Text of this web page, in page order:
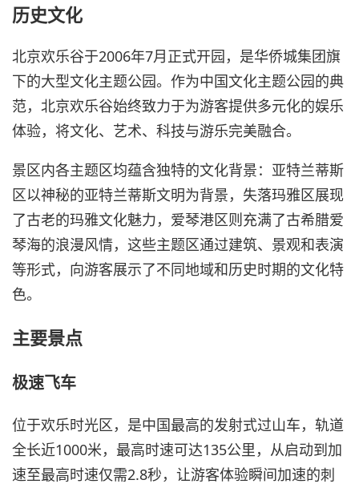
历史文化
北京欢乐谷于2006年7月正式开园，是华侨城集团旗
下的大型文化主题公园。作为中国文化主题公园的典
范，北京欢乐谷始终致力于为游客提供多元化的娱乐
体验，将文化、艺术、科技与游乐完美融合。
景区内各主题区均蕴含独特的文化背景：亚特兰蒂斯
区以神秘的亚特兰蒂斯文明为背景，失落玛雅区展现
了古老的玛雅文化魅力，爱琴港区则充满了古希腊爱
琴海的浪漫风情，这些主题区通过建筑、景观和表演
等形式，向游客展示了不同地域和历史时期的文化特
色。
主要景点
极速飞车
位于欢乐时光区，是中国最高的发射式过山车，轨道
全长近1000米，最高时速可达135公里，从启动到加
速至最高时速仅需2.8秒，让游客体验瞬间加速的刺